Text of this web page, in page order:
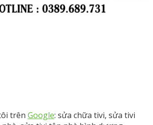
trên Google: sửa chữa tivi, sửa tivi